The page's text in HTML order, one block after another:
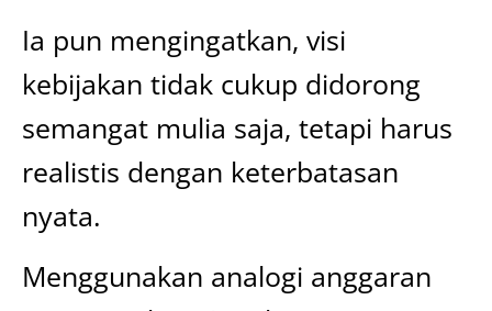
Ia pun mengingatkan, visi
kebijakan tidak cukup didorong
semangat mulia saja, tetapi harus
realistis dengan keterbatasan
nyata.
Menggunakan analogi anggaran